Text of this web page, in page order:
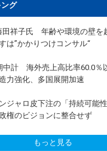
グ
田祥子氏 年齢や環境の壁を
”かかりつけコンサル“
中計 海外売上高比率60.0
力強化、多国展開加速
ジャロ皮下注の「持続可能
権のビジョンに整合せず
もっと見る